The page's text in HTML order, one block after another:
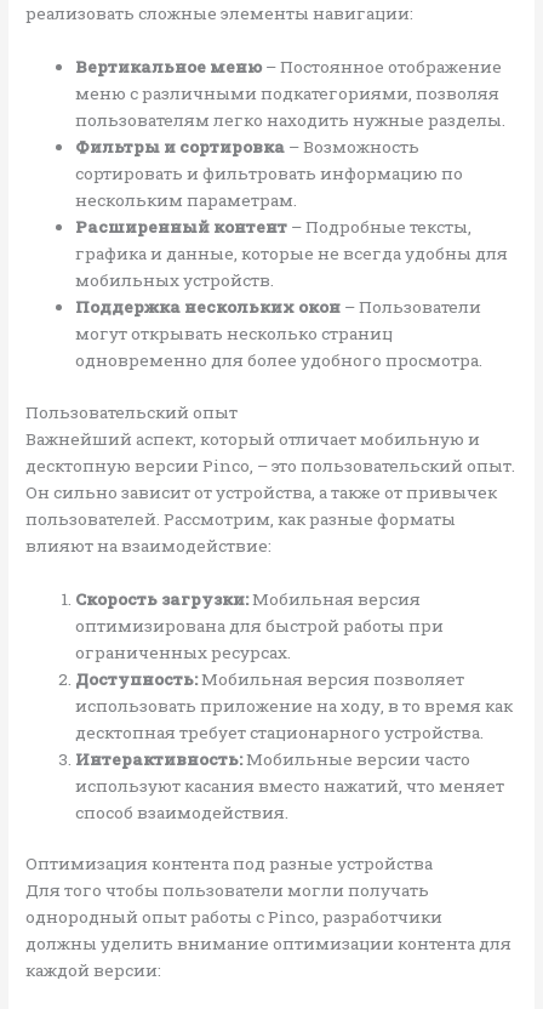
реализовать сложные элементы навигации:
Вертикальное меню– Постоянное отображение
меню с различными подкатегориями, позволяя
пользователям легко находить нужные разделы.
Фильтры и сортировка – Возможность
сортировать и фильтровать информацию по
нескольким параметрам.
Расширенный контент – Подробные тексты,
графика и данные, которые не всегда удобны для
мобильных устройств.
Поддержка нескольких окон – Пользователи
могут открывать несколько страниц
одновременно для более удобного просмотра.
Пользовательский опыт
Важнейший аспект, который отличает мобильную и
десктопную версии Pinco, – это пользовательский опыт.
Он сильно зависит от устройства, а также от привычек
пользователей. Рассмотрим, как разные форматы
влияют на взаимодействие:
Скорость загрузки:Мобильная версия
оптимизирована для быстрой работы при
ограниченных ресурсах.
Доступность:Мобильная версия позволяет
использовать приложение на ходу, в то время как
десктопная требует стационарного устройства.
Интерактивность:Мобильные версии часто
используют касания вместо нажатий, что меняет
способ взаимодействия.
Оптимизация контента под разные устройства
Для того чтобы пользователи могли получать
однородный опыт работы с Pinco, разработчики
должны уделить внимание оптимизации контента для
каждой версии: